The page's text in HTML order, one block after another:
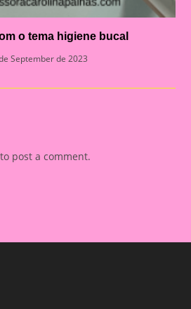
o tema higiene bucal
September de 2023
to post a comment.